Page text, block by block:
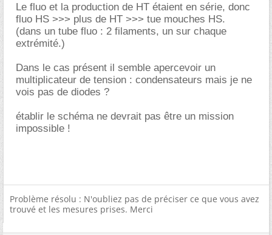
Le fluo et la production de HT étaient en série, donc
fluo HS >>> plus de HT >>> tue mouches HS.
(dans un tube fluo : 2 filaments, un sur chaque
extrémité.)
Dans le cas présent il semble apercevoir un
multiplicateur de tension : condensateurs mais je ne
vois pas de diodes ?
établir le schéma ne devrait pas être un mission
impossible !
Problème résolu : N'oubliez pas de préciser ce que vous avez
trouvé et les mesures prises. Merci